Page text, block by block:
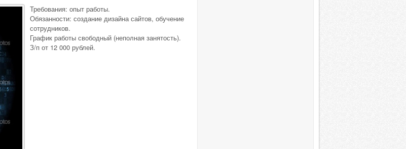
Требования: опыт работы.
Обязанности: создание дизайна сайтов, обучение
сотрудников.
График работы свободный (неполная занятость).
З/п от 12 000 рублей.